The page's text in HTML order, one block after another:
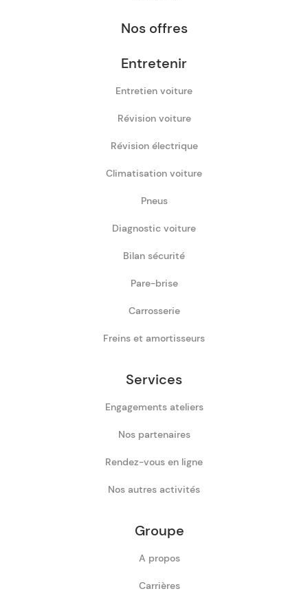
Nos offres
Entretenir
Entretien voiture
Révision voiture
Révision électrique
Climatisation voiture
Pneus
Diagnostic voiture
Bilan sécurité
Pare-brise
Carrosserie
Freins et amortisseurs
Services
Engagements ateliers
Nos partenaires
Rendez-vous en ligne
Nos autres activités
Groupe
A propos
Carrières